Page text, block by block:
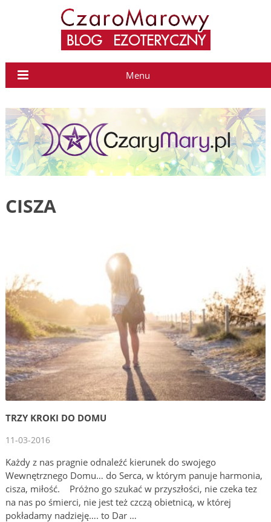
Menu
CISZA
TRZY KROKI DO DOMU
11-03-2016
Każdy z nas pragnie odnaleźć kierunek do swojego
Wewnętrznego Domu… do Serca, w którym panuje harmonia,
cisza, miłość. Próżno go szukać w przyszłości, nie czeka tez
na nas po śmierci, nie jest też czczą obietnicą, w której
pokładamy nadzieję…. to Dar …